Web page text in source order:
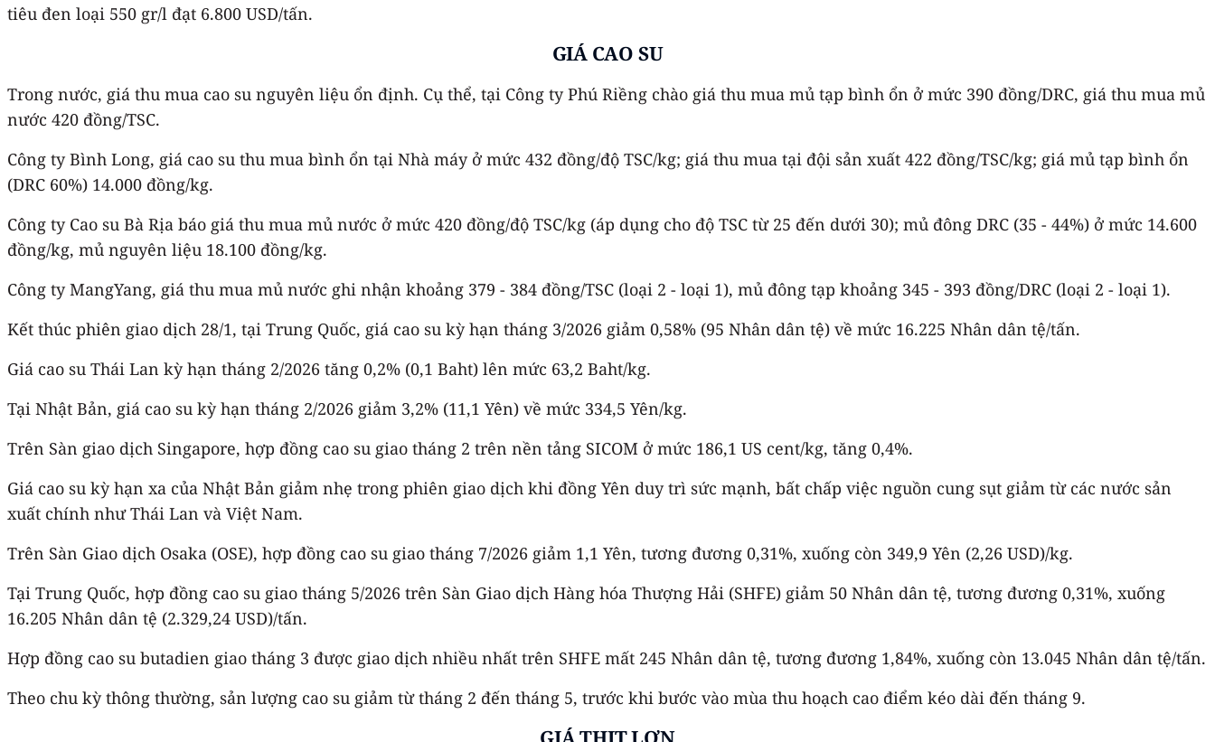
tiêu đen loại 550 gr/l đạt 6.800 USD/tấn.
GIÁ CAO SU
Trong nước, giá thu mua cao su nguyên liệu ổn định. Cụ thể, tại Công ty Phú Riềng chào giá thu mua mủ tạp bình ổn ở mức 390 đồng/DRC, giá thu mua mủ
nước 420 đồng/TSC.
Công ty Bình Long, giá cao su thu mua bình ổn tại Nhà máy ở mức 432 đồng/độ TSC/kg; giá thu mua tại đội sản xuất 422 đồng/TSC/kg; giá mủ tạp bình ổn
(DRC 60%) 14.000 đồng/kg.
Công ty Cao su Bà Rịa báo giá thu mua mủ nước ở mức 420 đồng/độ TSC/kg (áp dụng cho độ TSC từ 25 đến dưới 30); mủ đông DRC (35 - 44%) ở mức 14.600
đồng/kg, mủ nguyên liệu 18.100 đồng/kg.
Công ty MangYang, giá thu mua mủ nước ghi nhận khoảng 379 - 384 đồng/TSC (loại 2 - loại 1), mủ đông tạp khoảng 345 - 393 đồng/DRC (loại 2 - loại 1).
Kết thúc phiên giao dịch 28/1, tại Trung Quốc, giá cao su kỳ hạn tháng 3/2026 giảm 0,58% (95 Nhân dân tệ) về mức 16.225 Nhân dân tệ/tấn.
Giá cao su Thái Lan kỳ hạn tháng 2/2026 tăng 0,2% (0,1 Baht) lên mức 63,2 Baht/kg.
Tại Nhật Bản, giá cao su kỳ hạn tháng 2/2026 giảm 3,2% (11,1 Yên) về mức 334,5 Yên/kg.
Trên Sàn giao dịch Singapore, hợp đồng cao su giao tháng 2 trên nền tảng SICOM ở mức 186,1 US cent/kg, tăng 0,4%.
Giá cao su kỳ hạn xa của Nhật Bản giảm nhẹ trong phiên giao dịch khi đồng Yên duy trì sức mạnh, bất chấp việc nguồn cung sụt giảm từ các nước sản
xuất chính như Thái Lan và Việt Nam.
Trên Sàn Giao dịch Osaka (OSE), hợp đồng cao su giao tháng 7/2026 giảm 1,1 Yên, tương đương 0,31%, xuống còn 349,9 Yên (2,26 USD)/kg.
Tại Trung Quốc, hợp đồng cao su giao tháng 5/2026 trên Sàn Giao dịch Hàng hóa Thượng Hải (SHFE) giảm 50 Nhân dân tệ, tương đương 0,31%, xuống
16.205 Nhân dân tệ (2.329,24 USD)/tấn.
Hợp đồng cao su butadien giao tháng 3 được giao dịch nhiều nhất trên SHFE mất 245 Nhân dân tệ, tương đương 1,84%, xuống còn 13.045 Nhân dân tệ/tấn.
Theo chu kỳ thông thường, sản lượng cao su giảm từ tháng 2 đến tháng 5, trước khi bước vào mùa thu hoạch cao điểm kéo dài đến tháng 9.